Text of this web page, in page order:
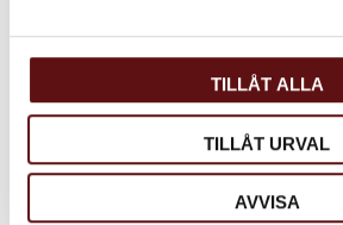
TILLÅT ALLA
TILLÅT URVAL
AVVISA